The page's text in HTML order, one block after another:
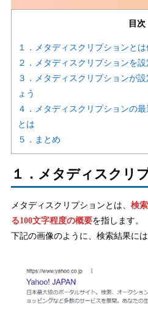
目次
１．メタディスクリプションとは
２．メタディスクリプションを
３．メタディスクリプションが
ょう
４．メタディスクリプションの
とは
５．まとめ
１．メタディスクリ
メタディスクリプションとは、 検
る100文字程度の概要を指します。
下記の画像のように、検索結果には